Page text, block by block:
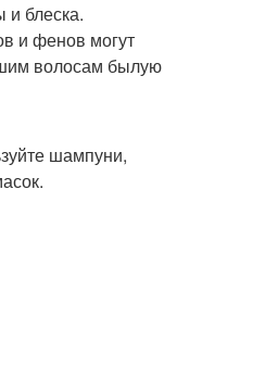
блеска.
и фенов могут
волосам былую
шампуни,